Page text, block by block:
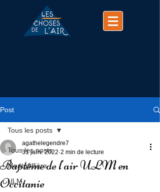
Post
Tous les posts
Montgolfière
ULM
Tous les posts
Baptême de l'air ULM en
Occitanie
agathelegendre7
31 janv. 2022 2 min de lecture